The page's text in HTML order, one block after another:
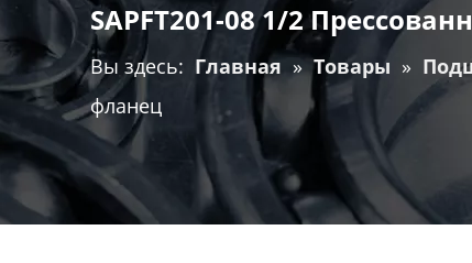
SAPFT201-08 1/2
Вы здесь: Главная » Товары »
фланец